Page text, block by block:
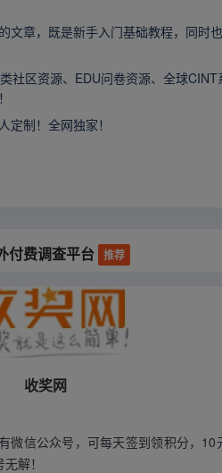
文章，既是新手入门基础教程，同时
区资源、EDU问卷资源、全球CINT
制！全网独家！
付费调查平台 推荐
收奖网
微信公众号，可每天签到领积分，
解！